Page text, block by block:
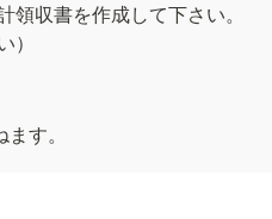
収書を作成して下さい。
す。